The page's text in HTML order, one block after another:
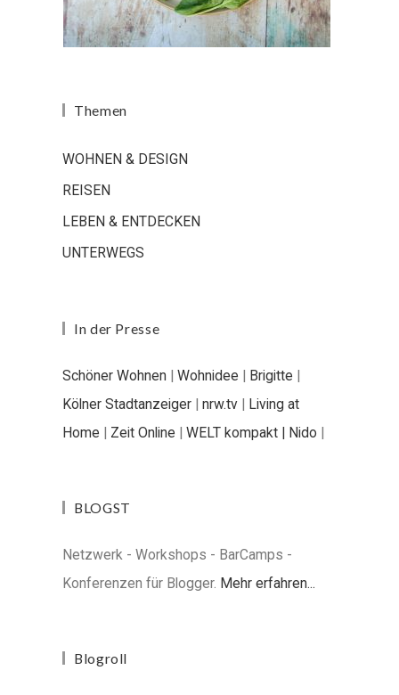
Themen
WOHNEN & DESIGN
REISEN
LEBEN & ENTDECKEN
UNTERWEGS
In der Presse
Schöner Wohnen | Wohnidee | Brigitte |
Kölner Stadtanzeiger | nrw.tv | Living at
Home | Zeit Online | WELT kompakt | Nido |
BLOGST
Netzwerk - Workshops - BarCamps -
Konferenzen für Blogger. Mehr erfahren...
Blogroll